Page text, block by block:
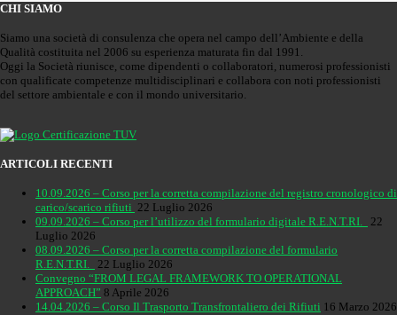
CHI SIAMO
Siamo una società di consulenza che opera nel campo dell’Ambiente e della
Qualità costituita nel 2006 su esperienza maturata fin dal 1991.
Oggi la Società riunisce, come dipendenti o collaboratori, numerosi professionisti
con qualificate competenze multidisciplinari e collabora con noti professionisti
del settore ambientale e con il mondo universitario.
ARTICOLI RECENTI
10.09.2026 – Corso per la corretta compilazione del registro cronologico di
carico/scarico rifiuti 22 Luglio 2026
09.09.2026 – Corso per l’utilizzo del formulario digitale R.E.N.T.RI.
22
Luglio 2026
08.09.2026 – Corso per la corretta compilazione del formulario
R.E.N.T.RI.
22 Luglio 2026
Convegno “FROM LEGAL FRAMEWORK TO OPERATIONAL
APPROACH” 8 Aprile 2026
14.04.2026 – Corso Il Trasporto Transfrontaliero dei Rifiuti 16 Marzo 2026